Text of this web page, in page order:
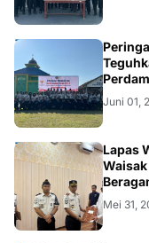
WONOGIRI
Juni 01,
WONOGIRI
Lapas
Waisak
Mei 31,